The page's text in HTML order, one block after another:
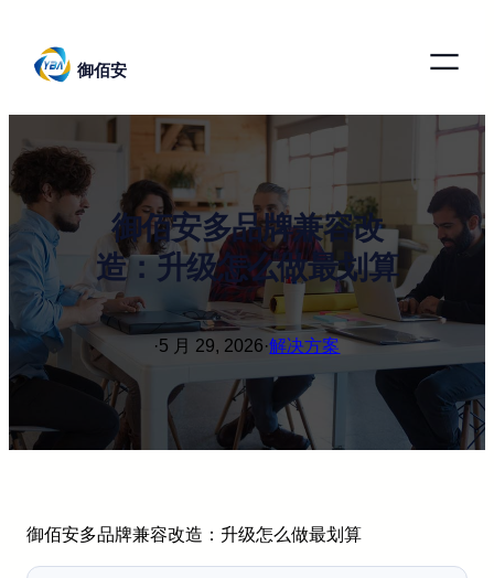
御佰安
御佰安多品牌兼容改
造：升级怎么做最划算
·5 月 29, 2026·解决方案
御佰安多品牌兼容改造：升级怎么做最划算